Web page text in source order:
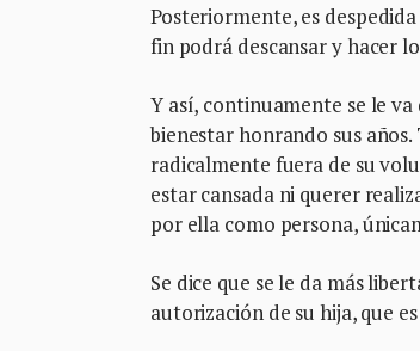
Posteriormente, es
fin podrá descansar y hacer
Y así, continuamente se le va
bienestar honrando sus
radicalmente fuera de su
estar cansada ni querer
por ella como persona,
Se dice que se le da más
autorización de su hija, que